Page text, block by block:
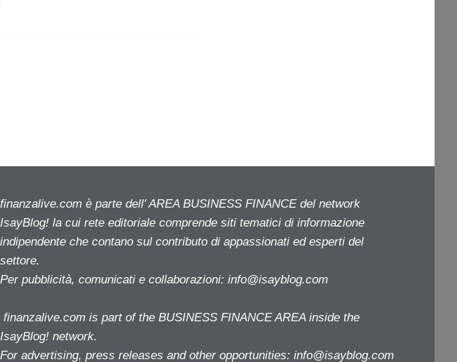
finanzalive.com è parte dell' AREA BUSINESS FINANCE del network
IsayBlog! la cui rete editoriale comprende siti tematici di informazione
indipendente che contano sul contributo di appassionati ed esperti del
settore.
Per pubblicità, comunicati e collaborazioni: info@isayblog.com
finanzalive.com is part of the BUSINESS FINANCE AREA inside the
IsayBlog! network.
For advertising, press releases and other opportunities: info@isayblog.com